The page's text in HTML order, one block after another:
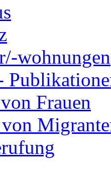
wohnungen
Frauen